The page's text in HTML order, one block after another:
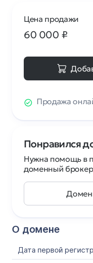
О домене
Дата первой
Цена продажи
60 000 ₽
Продажа
Понравился
Нужна помощь в
доменный